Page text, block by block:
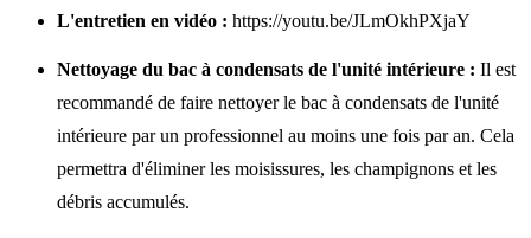
L'entretien en vidéo : https://youtu.be/JLmOkhPXjaY
Nettoyage du bac à condensats de l'unité intérieure : Il est
recommandé de faire nettoyer le bac à condensats de l'unité
intérieure par un professionnel au moins une fois par an. Cela
permettra d'éliminer les moisissures, les champignons et les
débris accumulés.